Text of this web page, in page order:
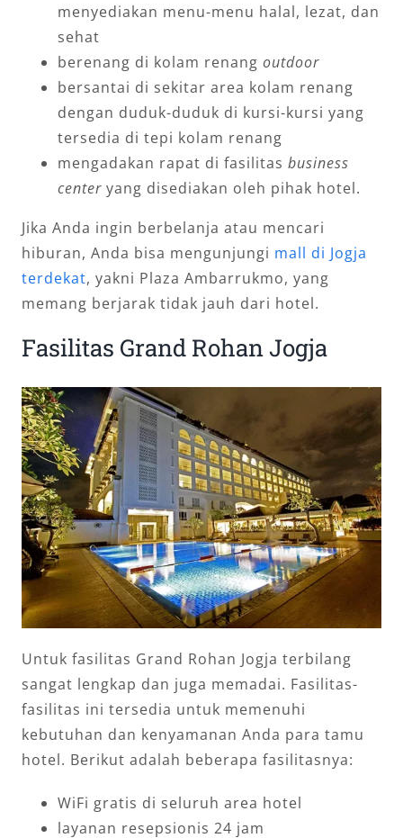
menyediakan menu-menu halal, lezat, dan
sehat
berenang di kolam renang outdoor
bersantai di sekitar area kolam renang
dengan duduk-duduk di kursi-kursi yang
tersedia di tepi kolam renang
mengadakan rapat di fasilitas business
centeryang disediakan oleh pihak hotel.
Jika Anda ingin berbelanja atau mencari
hiburan, Anda bisa mengunjungi mall di Jogja
terdekat, yakni Plaza Ambarrukmo, yang
memang berjarak tidak jauh dari hotel.
Fasilitas Grand Rohan Jogja
Untuk fasilitas Grand Rohan Jogja terbilang
sangat lengkap dan juga memadai. Fasilitas-
fasilitas ini tersedia untuk memenuhi
kebutuhan dan kenyamanan Anda para tamu
hotel. Berikut adalah beberapa fasilitasnya:
WiFi gratis di seluruh area hotel
layanan resepsionis 24 jam